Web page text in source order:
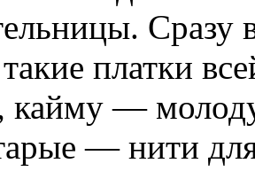
Сразу
платки
кайму —
— нити для